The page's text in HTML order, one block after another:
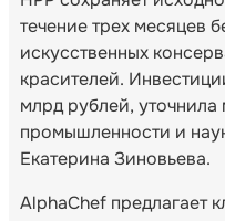
течение трех месяцев
искусственных
красителей.
млрд рублей,
промышленности и
Екатерина Зиновьева.
AlphaChef предлагает